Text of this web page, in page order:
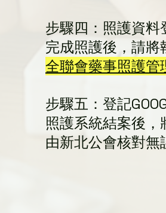
步驟四：照護資料
完成照護後，請
全聯會藥事照護管
步驟五：登記
照護系統結案後
由新北公會核對